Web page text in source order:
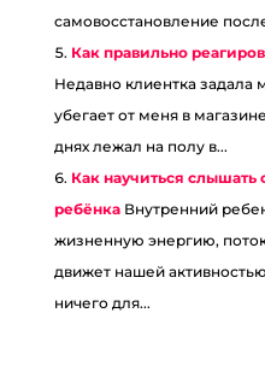
самовосстановление
Как правильно
Недавно клиентка задала
убегает от меня в
днях лежал на полу в...
Как научиться слышать
ребёнка Внутренний
жизненную энергию,
движет нашей
ничего для...